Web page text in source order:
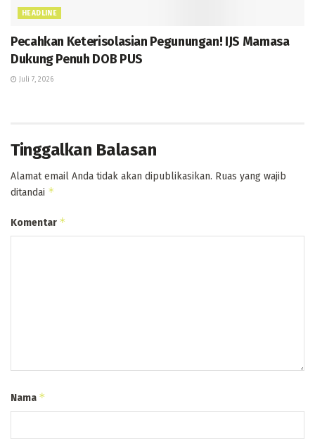
HEADLINE
Pecahkan Keterisolasian Pegunungan! IJS Mamasa
Dukung Penuh DOB PUS
Juli 7, 2026
Tinggalkan Balasan
Alamat email Anda tidak akan dipublikasikan. Ruas yang wajib
ditandai *
Komentar *
Nama *